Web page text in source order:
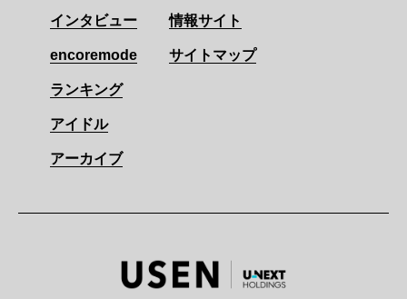
インタビュー
encoremode
ランキング
アイドル
アーカイブ
情報サイト
サイトマップ